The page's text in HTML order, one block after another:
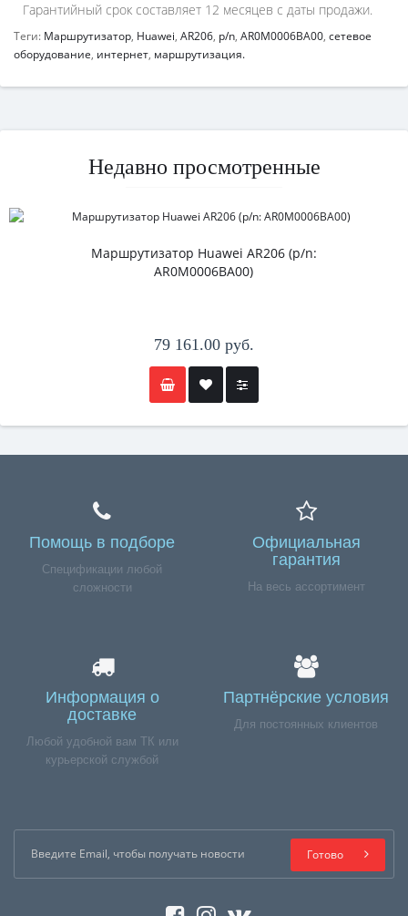
Гарантийный срок составляет 12 месяцев с даты продажи.
Теги: Маршрутизатор, Huawei, AR206, p/n, AR0M0006BA00, сетевое
оборудование, интернет, маршрутизация.
Недавно просмотренные
Маршрутизатор Huawei AR206 (p/n:
AR0M0006BA00)
79 161.00 руб.
Помощь в подборе
Спецификации любой
сложности
Официальная
гарантия
На весь ассортимент
Информация о
доставке
Любой удобной вам ТК или
курьерской службой
Партнёрские условия
Для постоянных клиентов
Готово